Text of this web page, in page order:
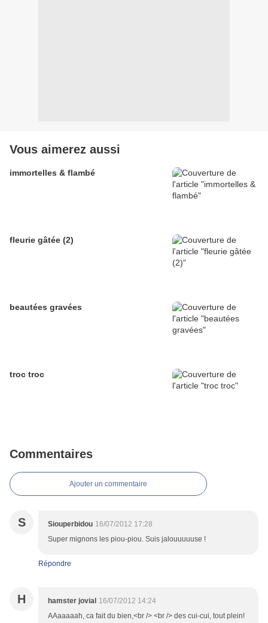
Vous aimerez aussi
immortelles & flambé
fleurie gâtée (2)
beautées gravées
troc troc
Commentaires
Ajouter un commentaire
S Siouperbidou 16/07/2012 17:28
Super mignons les piou-piou. Suis jalouuuuuse !
Répondre
H hamster jovial 16/07/2012 14:24
AAaaaaah, ca fait du bien,<br /> <br /> des cui-cui, tout plein!